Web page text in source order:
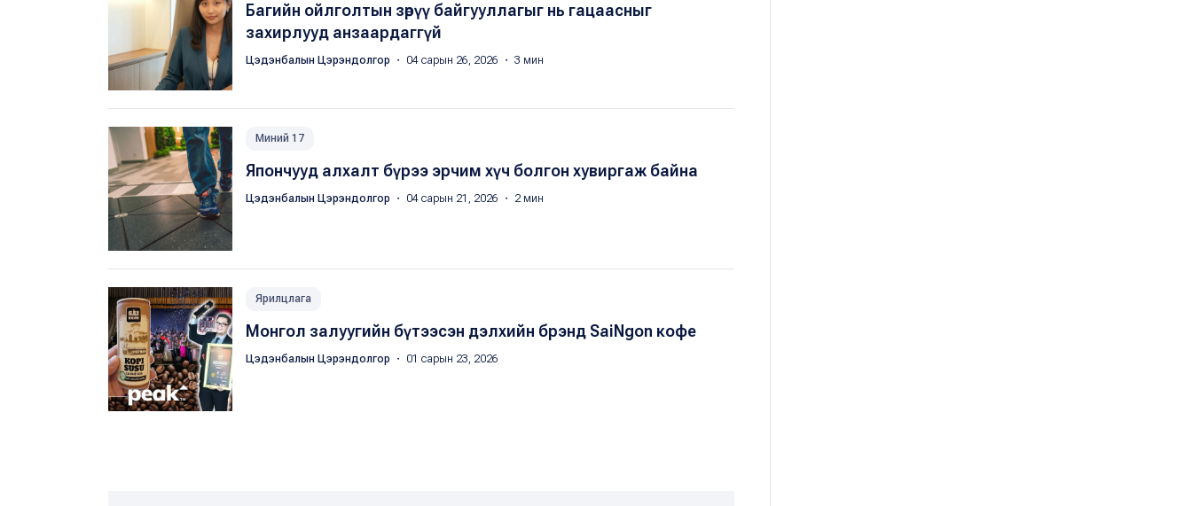
Багийн ойлголтын зөрүү байгууллагыг нь гацаасныг
захирлууд анзаардаггүй
Цэдэнбалын Цэрэндолгор ・ 04 сарын 26, 2026 ・ 3 мин
Миний 17
Япончууд алхалт бүрээ эрчим хүч болгон хувиргаж байна
Цэдэнбалын Цэрэндолгор ・ 04 сарын 21, 2026 ・ 2 мин
Ярилцлага
Монгол залуугийн бүтээсэн дэлхийн брэнд SaiNgon кофе
Цэдэнбалын Цэрэндолгор ・ 01 сарын 23, 2026